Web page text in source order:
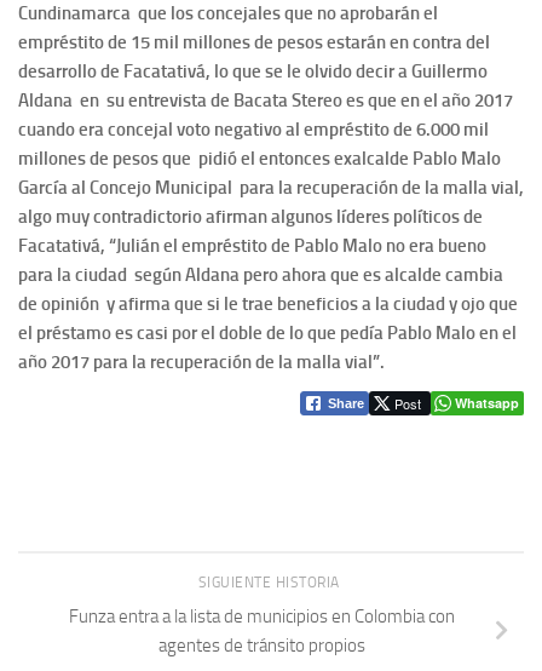
Cundinamarca que los concejales que no aprobarán el
empréstito de 15 mil millones de pesos estarán en contra del
desarrollo de Facatativá, lo que se le olvido decir a Guillermo
Aldana en su entrevista de Bacata Stereo es que en el año 2017
cuando era concejal voto negativo al empréstito de 6.000 mil
millones de pesos que pidió el entonces exalcalde Pablo Malo
García al Concejo Municipal para la recuperación de la malla vial,
algo muy contradictorio afirman algunos líderes políticos de
Facatativá, “Julián el empréstito de Pablo Malo no era bueno
para la ciudad según Aldana pero ahora que es alcalde cambia
de opinión y afirma que si le trae beneficios a la ciudad y ojo que
el préstamo es casi por el doble de lo que pedía Pablo Malo en el
año 2017 para la recuperación de la malla vial”.
Share Post Whatsapp
SIGUIENTE HISTORIA
Funza entra a la lista de municipios en Colombia con
agentes de tránsito propios